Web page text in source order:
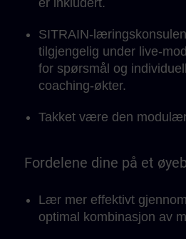
er inkludert.
SITRAIN-
tilgjengelig under live-
for spørsmål og
coaching-økter.
Takket være den
læringstempo.
Fordelene dine på et
Lær mer effektivt
optimal kombinasjon av